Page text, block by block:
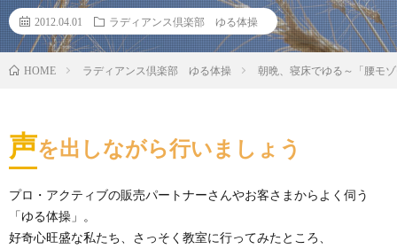
2012.04.01 ラディアンス倶楽部 ゆる体操
HOME ラディアンス倶楽部 ゆる体操 朝晩、寝床でゆる～「腰モ
声を出しながら行いましょう
プロ・アクティブの販売パートナーさんやお客さまからよく伺う
「ゆる体操」。
好奇心旺盛な私たち、さっそく教室に行ってみたところ、